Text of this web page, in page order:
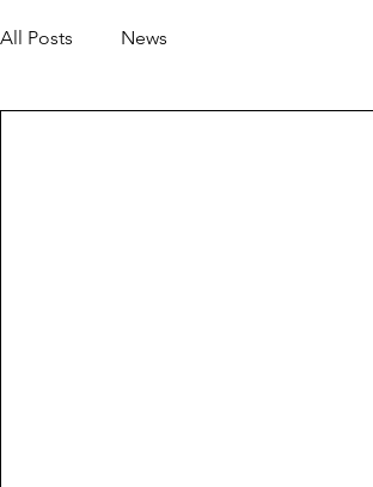
All Posts News